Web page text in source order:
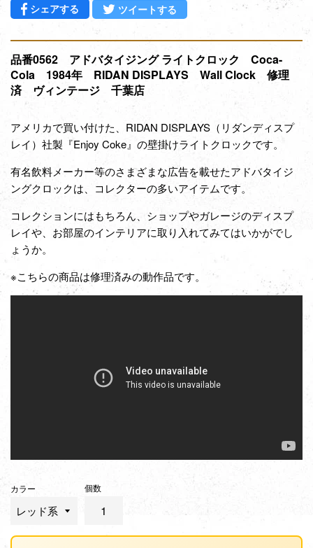
シェアする Facebookでシェアする
ツイートする Twitterに投稿する
品番0562 アドバタイジング ライトクロック Coca-
Cola 1984年 RIDAN DISPLAYS Wall Clock 修理
済 ヴィンテージ 千葉店
アメリカで買い付けた、RIDAN DISPLAYS（リダンディスプ
レイ）社製『Enjoy Coke』の壁掛けライトクロックです。
有名飲料メーカー等のさまざまな広告を載せたアドバタイジ
ングクロックは、コレクターの多いアイテムです。
コレクションにはもちろん、ショップやガレージのディスプ
レイや、お部屋のインテリアに取り入れてみてはいかがでし
ょうか。
※こちらの商品は修理済みの動作品です。
カラー 個数